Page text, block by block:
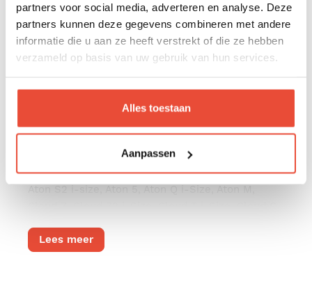
partners voor social media, adverteren en analyse. Deze
partners kunnen deze gegevens combineren met andere
informatie die u aan ze heeft verstrekt of die ze hebben
verzameld op basis van uw gebruik van hun services.
Alles toestaan
Aanpassen
Kenmerken
Biedt een gemakkelijk reissysteem met één
klik.
wandelen.
onderstaande autozitjes:
Maxi Cosi
Lees meer